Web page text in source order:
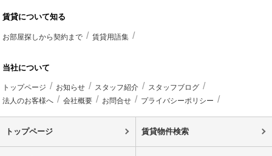
賃貸について知る
お部屋探しから契約まで 賃貸用語集
当社について
トップページ お知らせ スタッフ紹介
スタッフブログ
法人のお客様へ
会社概要 お問合せ プライバシーポリシー
トップページ 賃貸物件検索